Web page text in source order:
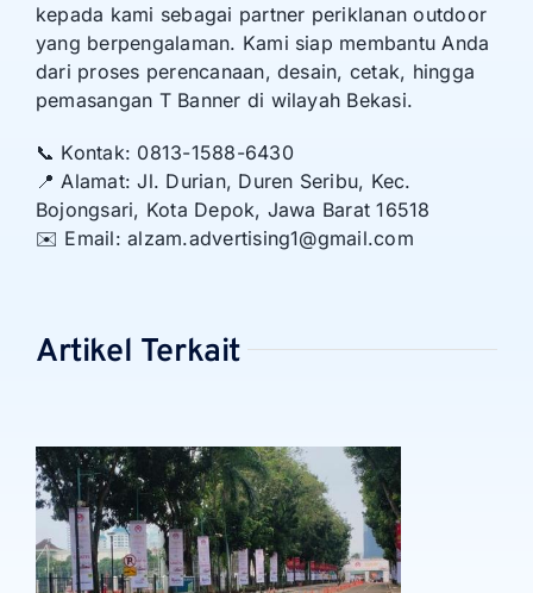
kepada kami sebagai partner periklanan outdoor
yang berpengalaman. Kami siap membantu Anda
dari proses perencanaan, desain, cetak, hingga
pemasangan T Banner di wilayah Bekasi.
📞 Kontak: 0813-1588-6430
📍 Alamat: Jl. Durian, Duren Seribu, Kec.
Bojongsari, Kota Depok, Jawa Barat 16518
✉️ Email: alzam.advertising1@gmail.com
Artikel Terkait